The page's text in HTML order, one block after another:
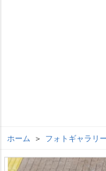
ホーム フォトギャラリ